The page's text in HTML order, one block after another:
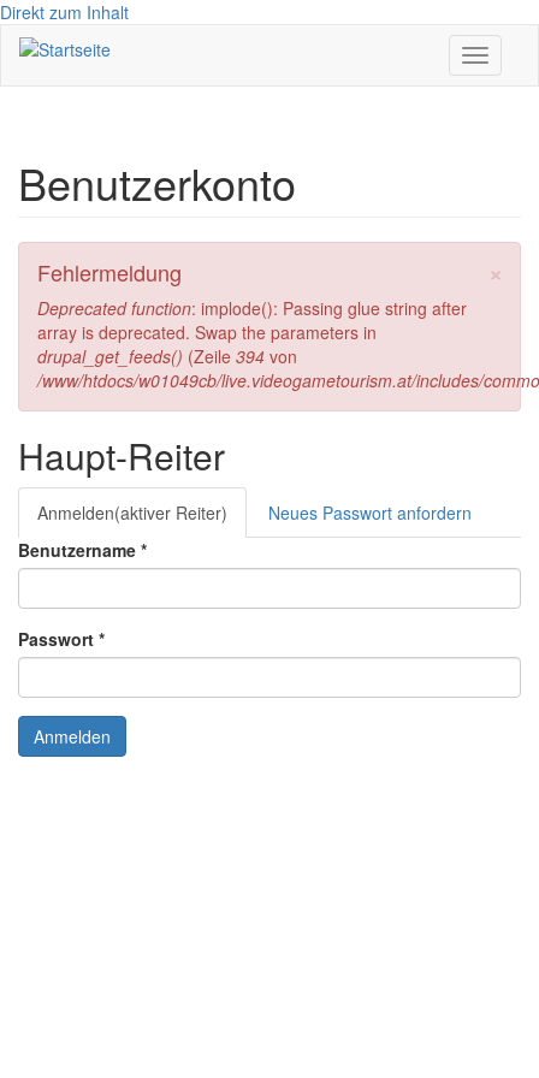
Direkt zum Inhalt
Toggle
Benutzerkonto
×
Fehlermeldung
Deprecated function: implode(): Passing glue string after
array is deprecated. Swap the parameters in
drupal_get_feeds() (Zeile 394 von
/www/htdocs/w01049cb/live.videogametourism.at/includes/
Haupt-Reiter
Anmelden(aktiver Reiter)
Neues Passwort anfordern
Benutzername *
Passwort *
Anmelden